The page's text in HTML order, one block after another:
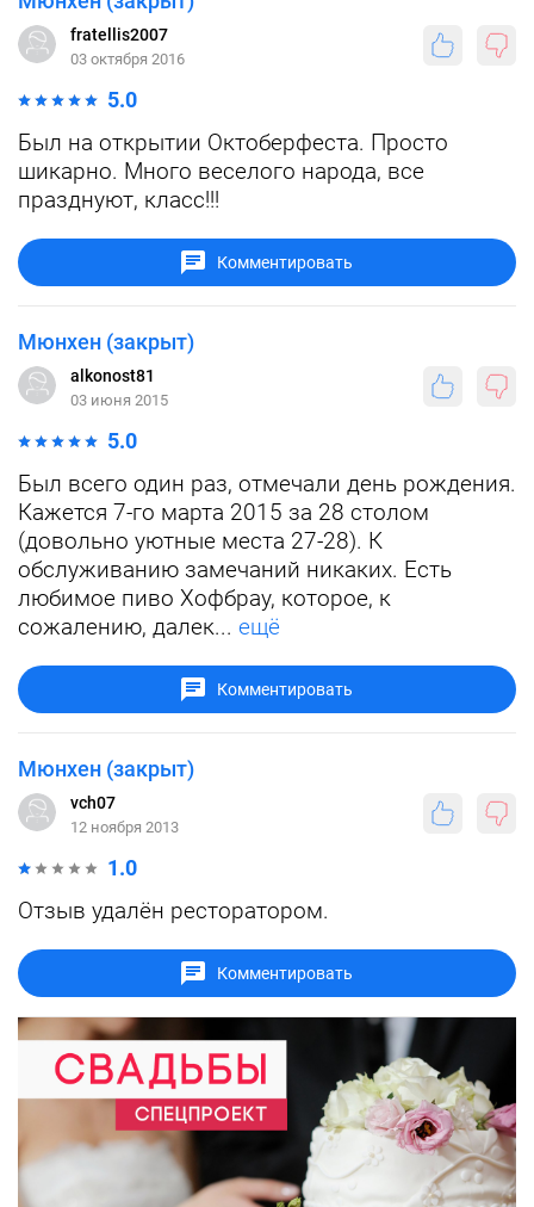
fratellis2007
03 октября 2016
5.0
Был на открытии Октоберфеста. Просто
шикарно. Много веселого народа, все
празднуют, класс!!!
Комментировать
Мюнхен (закрыт)
alkonost81
03 июня 2015
5.0
Был всего один раз, отмечали день рождения.
Кажется 7-го марта 2015 за 28 столом
(довольно уютные места 27-28). К
обслуживанию замечаний никаких. Есть
любимое пиво Хофбрау, которое, к
сожалению, далек... ещё
Комментировать
Мюнхен (закрыт)
vch07
12 ноября 2013
1.0
Отзыв удалён ресторатором.
Комментировать